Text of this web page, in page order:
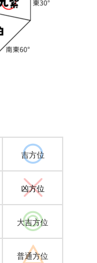
吉方位
凶方位
大吉方位
普通方位